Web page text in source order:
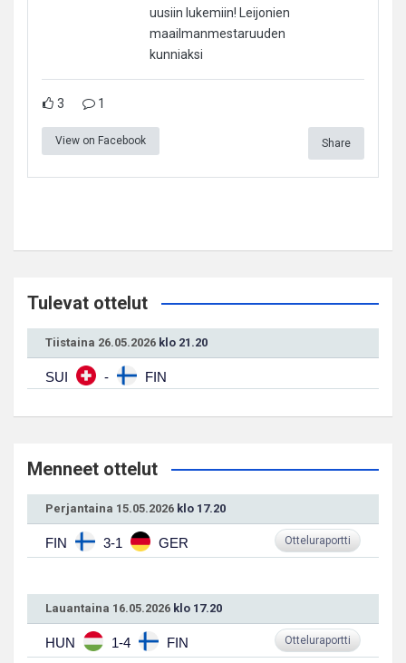
uusiin lukemiin! Leijonien
maailmanmestaruuden
kunniaksi
3 1
View on Facebook Share
Tulevat ottelut
Tiistaina 26.05.2026 klo 21.20
SUI - FIN
Menneet ottelut
Perjantaina 15.05.2026 klo 17.20
FIN 3-1 GER Otteluraportti
Lauantaina 16.05.2026 klo 17.20
HUN 1-4 FIN Otteluraportti